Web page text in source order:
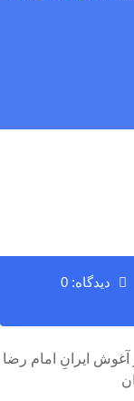
دیدگاه: 0
ایرانِ امام رضا